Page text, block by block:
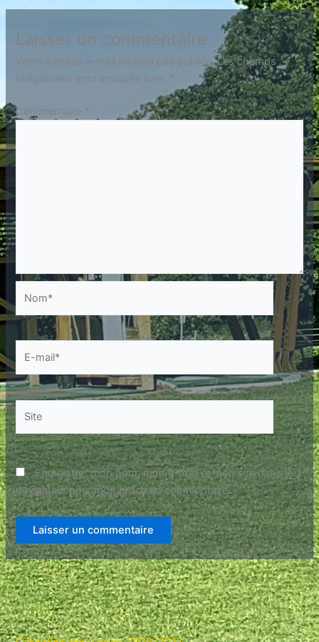
Laisser un commentaire
Votre adresse e-mail ne sera pas publiée. Les champs
obligatoires sont indiqués avec *
Commentaire *
mail*
Site
Enregistrer mon nom, mon e-mail et mon site dans le
navigateur pour mon prochain commentaire.